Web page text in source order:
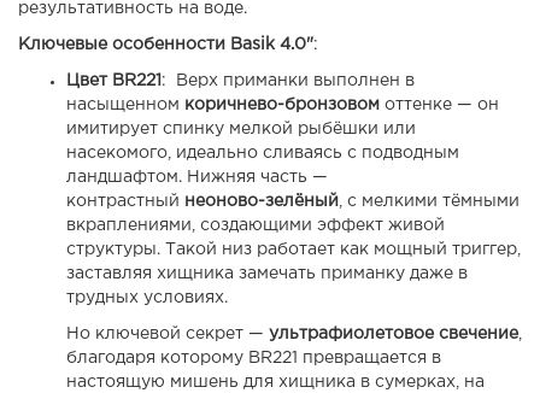
результативность на воде.
Ключевые особенности Basik 4.0":
Цвет BR221 : Верх приманки выполнен в
насыщенном коричнево-бронзовом оттенке — он
имитирует спинку мелкой рыбёшки или
насекомого, идеально сливаясь с подводным
ландшафтом. Нижняя часть —
контрастный неоново-зелёный , с мелкими тёмными
вкраплениями, создающими эффект живой
структуры. Такой низ работает как мощный триггер,
заставляя хищника замечать приманку даже в
трудных условиях.
Но ключевой секрет — ультрафиолетовое свечение,
благодаря которому BR221 превращается в
настоящую мишень для хищника в сумерках, на